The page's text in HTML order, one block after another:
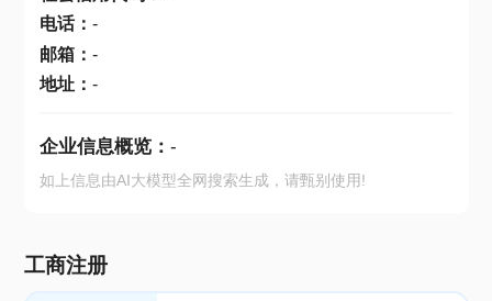
电话： -
邮箱： -
地址： -
企业信息概览： -
如上信息由AI大模型全网搜索生成，请甄别使用!
工商注册